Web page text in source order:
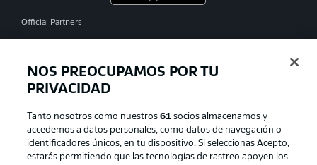
Official Partners
NOS PREOCUPAMOS POR TU
PRIVACIDAD
Tanto nosotros como nuestros61 socios almacenamos y
accedemos a datos personales, como datos de navegación o
identificadores únicos, en tu dispositivo. Si seleccionas Acepto,
estarás permitiendo que las tecnologías de rastreo apoyen los